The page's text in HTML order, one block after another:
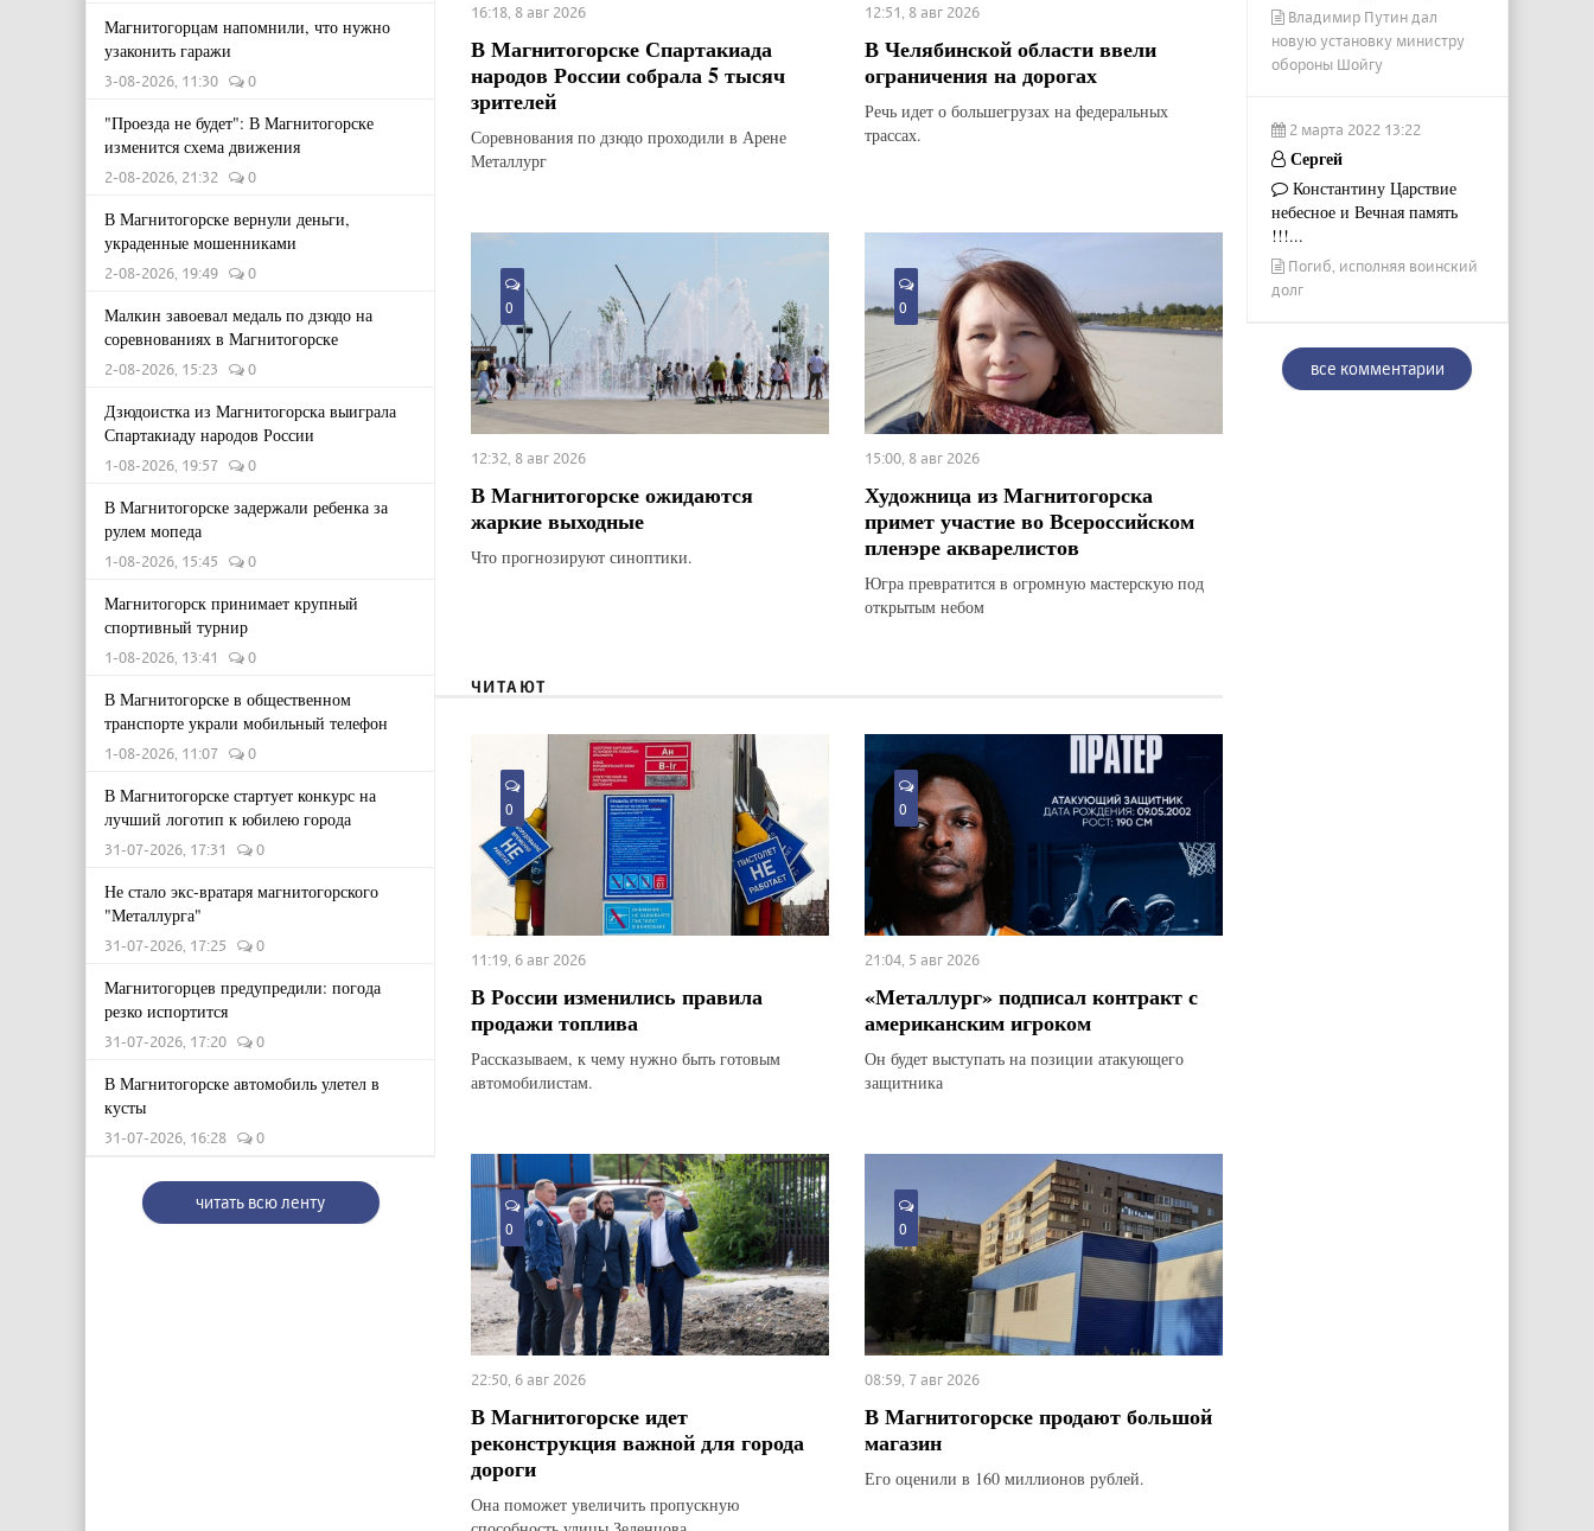
Магнитогорцам напомнили, что нужно
узаконить гаражи
3-08-2026, 11:30 0
"Проезда не будет": В Магнитогорске
изменится схема движения
2-08-2026, 21:32 0
В Магнитогорске вернули деньги,
украденные мошенниками
2-08-2026, 19:49 0
Малкин завоевал медаль по дзюдо на
соревнованиях в Магнитогорске
2-08-2026, 15:23 0
Дзюдоистка из Магнитогорска выиграла
Спартакиаду народов России
1-08-2026, 19:57 0
В Магнитогорске задержали ребенка за
рулем мопеда
1-08-2026, 15:45 0
Магнитогорск принимает крупный
спортивный турнир
1-08-2026, 13:41 0
В Магнитогорске в общественном
транспорте украли мобильный телефон
1-08-2026, 11:07 0
В Магнитогорске стартует конкурс на
лучший логотип к юбилею города
31-07-2026, 17:31 0
Не стало экс-вратаря магнитогорского
"Металлурга"
31-07-2026, 17:25 0
Магнитогорцев предупредили: погода
резко испортится
31-07-2026, 17:20 0
В Магнитогорске автомобиль улетел в
кусты
31-07-2026, 16:28 0
читать всю ленту
16:18, 8 авг 2026
В Магнитогорске Спартакиада
народов России собрала 5 тысяч
зрителей
Соревнования по дзюдо проходили в Арене
Металлург
12:51, 8 авг 2026
В Челябинской области ввели
ограничения на дорогах
Речь идет о большегрузах на федеральных
трассах.
0
12:32, 8 авг 2026
В Магнитогорске ожидаются
жаркие выходные
Что прогнозируют синоптики.
0
15:00, 8 авг 2026
Художница из Магнитогорска
примет участие во Всероссийском
пленэре акварелистов
Югра превратится в огромную мастерскую под
открытым небом
ЧИТАЮТ
0
11:19, 6 авг 2026
В России изменились правила
продажи топлива
Рассказываем, к чему нужно быть готовым
автомобилистам.
0
21:04, 5 авг 2026
«Металлург» подписал контракт с
американским игроком
Он будет выступать на позиции атакующего
защитника
0
22:50, 6 авг 2026
В Магнитогорске идет
реконструкция важной для города
дороги
Она поможет увеличить пропускную
0
08:59, 7 авг 2026
В Магнитогорске продают большой
магазин
Его оценили в 160 миллионов рублей.
Владимир Путин дал
новую установку министру
обороны Шойгу
2 марта 2022 13:22
Сергей
Константину Царствие
небесное и Вечная память
!!!...
Погиб, исполняя воинский
долг
все комментарии